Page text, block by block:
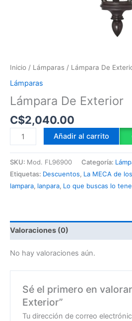
Inicio / Lámparas / Lámpara De
Lámparas
Lámpara De Exterior
C$2,040.00
Añadir al carrito
SKU: Mod. FL96900 Categoría:
Etiquetas: Descuentos, La MECA de
lampara, lanpara, Lo que buscas lo
Valoraciones (0)
No hay valoraciones aún.
Sé el primero en
Exterior”
Tu dirección de correo